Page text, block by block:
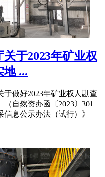
于2023年矿业权
地 ...
做好2023年矿业权人勘查
自然资办函〔2023〕301
息公示办法（试行）》